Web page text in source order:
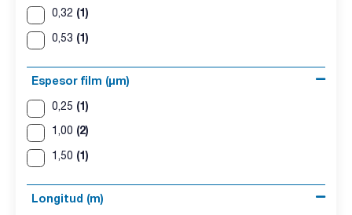
0,32 (1)
0,53 (1)
Espesor film (µm)
0,25 (1)
1,00 (2)
1,50 (1)
Longitud (m)